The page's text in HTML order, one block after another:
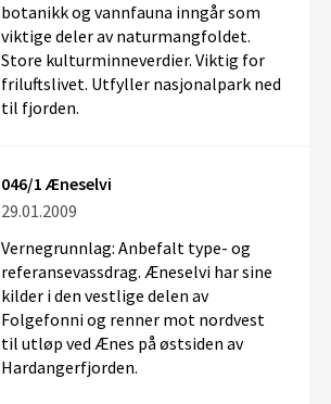
botanikk og vannfauna inngår som
viktige deler av naturmangfoldet.
Store kulturminneverdier. Viktig for
friluftslivet. Utfyller nasjonalpark ned
til fjorden.
046/1 Æneselvi
29.01.2009
Vernegrunnlag: Anbefalt type- og
referansevassdrag. Æneselvi har sine
kilder i den vestlige delen av
Folgefonni og renner mot nordvest
til utløp ved Ænes på østsiden av
Hardangerfjorden.